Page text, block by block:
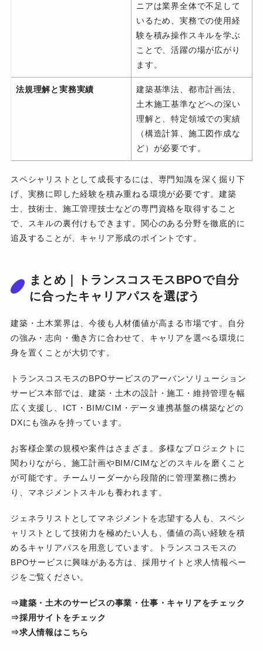
ニアは業界全体で不足して
いるため、実務での使用経
験を積み操作スキルを学ぶ
ことで、活躍の場が広がり
ます。
法規理解と実務実績
建築基準法、都市計画法、
土木施工基準などへの深い
理解と、特定領域での実績
（構造計算、施工図作成な
ど）が必要です。
スペシャリストとして成長するには、専門知識を深く掘り下
げ、実務に即した経験を積み重ねる環境が必要です。建築
士、技術士、施工管理技士などの専門資格を取得すること
で、スキルの裏付けもできます。関心のある分野を徹底的に
追及することが、キャリア形成のポイントです。
まとめ｜トランスコスモスBPOで自分
に合ったキャリアパスを選ぼう
建築・土木業界は、今後も人材価値が高まる市場です。自分
の強み・志向・働き方に合わせて、キャリアを選べる環境に
身を置くことが大切です。
トランスコスモスのBPOサービスのアーバンソリューション
サービス本部では、建築・土木の設計・施工・維持管理を幅
広く支援し、ICT・BIM/CIM・データ連携基盤の構築などの
DXにも強みを持っています。
お客様企業の規模や案件はさまざま。多様なプロジェクトに
関わりながら、施工計画やBIM/CIMなどのスキルを磨くこと
が可能です。チームリーダーから段階的に管理業務に携わ
り、マネジメントスキルも養われます。
ジェネラリストとしてマネジメントを志望する人も、スペシ
ャリストとして技術力を極めたい人も、価値の高い経験を積
めるキャリアパスを用意しています。トランスコスモスの
BPOサービスに興味がある方は、 採用サイト と 求人情報ペー
ジをご覧ください。
⇒建築・土木のサービスの事業・仕事・キャリアをチェック
⇒採用サイトをチェック
⇒求人情報はこちら